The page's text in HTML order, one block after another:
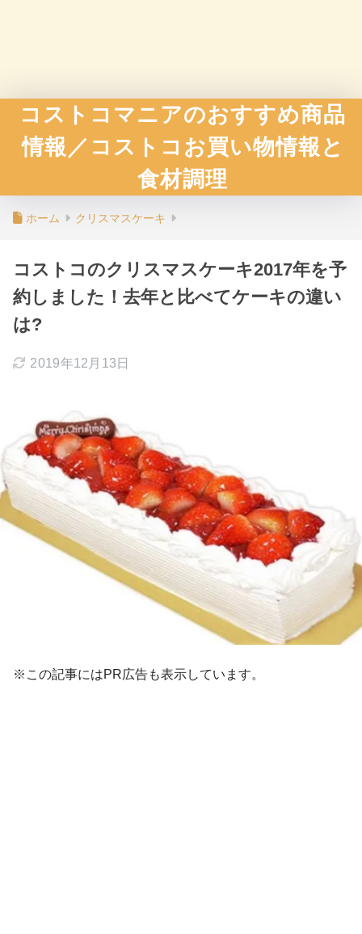
コストコマニアのおすすめ商品
情報／コストコお買い物情報と
食材調理
ホーム クリスマスケーキ
コストコのクリスマスケーキ2017年を予
約しました！去年と比べてケーキの違い
は?
2019年12月13日
※この記事にはPR広告も表示しています。